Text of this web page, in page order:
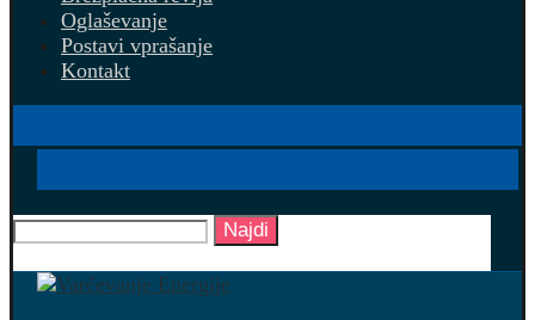
Oglaševanje
Postavi vprašanje
Kontakt
Najdi